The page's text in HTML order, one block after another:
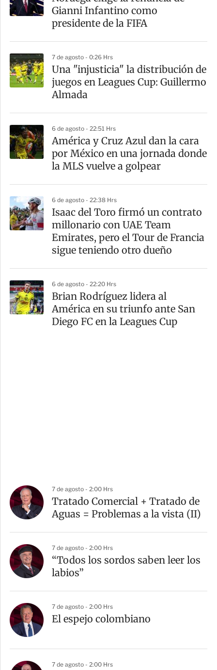
r
t
Gianni Infantino como
presidente de la FIFA
7 de agosto - 0:26 Hrs
Una "injusticia" la distribución de
juegos en Leagues Cup: Guillermo
Almada
6 de agosto - 22:51 Hrs
América y Cruz Azul dan la cara
por México en una jornada donde
la MLS vuelve a golpear
6 de agosto - 22:38 Hrs
Isaac del Toro firmó un contrato
millonario con UAE Team
Emirates, pero el Tour de Francia
sigue teniendo otro dueño
6 de agosto - 22:20 Hrs
Brian Rodríguez lidera al
América en su triunfo ante San
Diego FC en la Leagues Cup
7 de agosto - 2:00 Hrs
Tratado Comercial + Tratado de
Aguas = Problemas a la vista (II)
7 de agosto - 2:00 Hrs
“Todos los sordos saben leer los
labios”
7 de agosto - 2:00 Hrs
El espejo colombiano
7 de agosto - 2:00 Hrs